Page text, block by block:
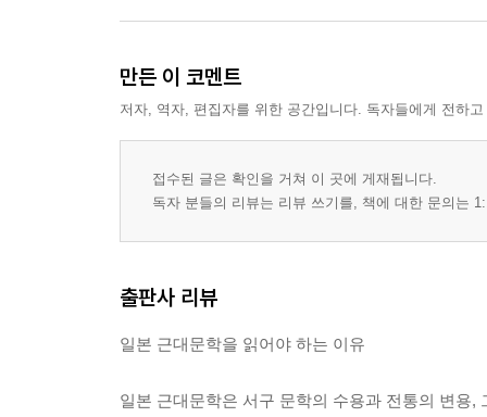
만든 이 코멘트
저자, 역자, 편집자를 위한 공간입니다. 독자들에게 전하
접수된 글은 확인을 거쳐 이 곳에 게재됩니다.
독자 분들의 리뷰는 리뷰 쓰기를, 책에 대한 문의는
출판사 리뷰
일본 근대문학을 읽어야 하는 이유
일본 근대문학은 서구 문학의 수용과 전통의 변용